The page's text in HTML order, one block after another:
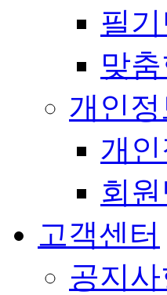
필
맞
개인정
개
회
고객센터
공지